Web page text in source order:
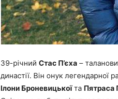
39-річний Стас П’єха –
династії. Він онук легендарної
Ілони Броневицькоїта Пятраса